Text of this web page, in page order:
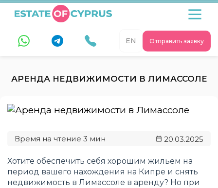
Отправить заявку
EN
АРЕНДА НЕДВИЖИМОСТИ В ЛИМАССОЛЕ
20.03.2025
Хотите обеспечить себя хорошим жильем на
период вашего нахождения на Кипре и снять
недвижимость в Лимассоле в аренду? Но при